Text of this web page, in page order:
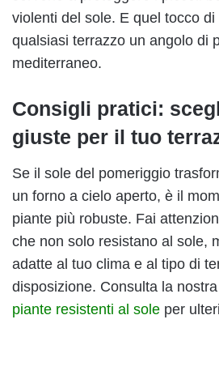
violenti del sole. E quel tocco
qualsiasi terrazzo un angolo di
mediterraneo.
Consigli pratici:
giuste per il tuo
Se il sole del pomeriggio
un forno a cielo aperto, è il
piante più robuste. Fai
che non solo resistano al sole,
adatte al tuo clima e al tipo di
disposizione. Consulta la nostra
piante resistenti al sole per